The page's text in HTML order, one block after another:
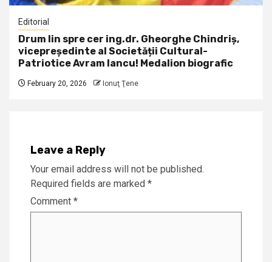
Editorial
Drum lin spre cer ing.dr. Gheorghe Chindriș,
vicepreședinte al Societății Cultural-
Patriotice Avram Iancu! Medalion biografic
February 20, 2026 Ionuţ Ţene
Leave a Reply
Your email address will not be published.
Required fields are marked *
Comment *